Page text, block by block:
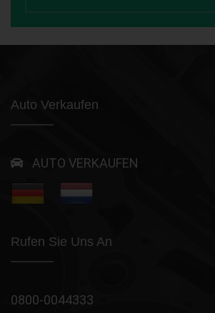
Auto Verkaufen
AUTO VERKAUFEN
Rufen Sie Uns An
0800-0044333